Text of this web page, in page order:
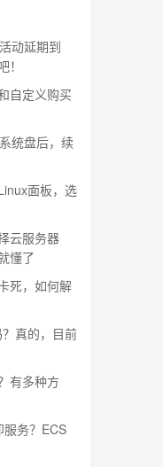
动延期到
自定义购买
统盘后，续
面板，选
云服务器
懂了
死，如何解
真的，目前
有多种方
务？ECS